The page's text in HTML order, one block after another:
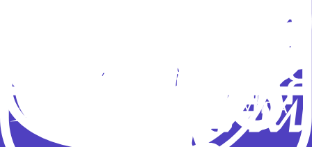
Телефон эфира (для звонков с мобильных
телефонов): *1632 (бесплатно по России)
Доверяем разработку